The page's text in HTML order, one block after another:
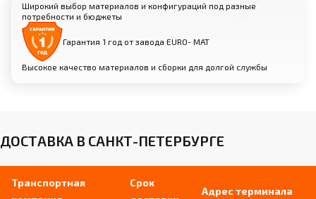
Обеспечивает оптимальное сцепление и
комфорт при выполнении упражнений
Широкий выбор материалов и конфигураций под разные
потребности и бюджеты
Гарантия 1 год от завода EURO- МАТ
Высокое качество материалов и сборки для долгой службы
ДОСТАВКА В САНКТ-ПЕТЕРБУРГЕ
Транспортная
Срок
Адрес терминала